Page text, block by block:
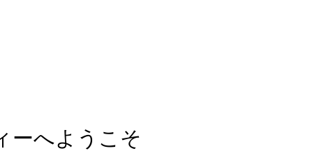
ーへようこそ